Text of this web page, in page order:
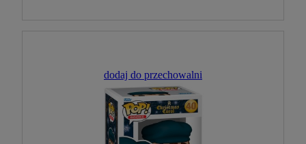
dodaj do przechowalni